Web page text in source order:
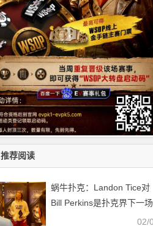
推荐阅读
蜗牛扑克：Landon Tice对
Bill Perkins是扑克界下一场
02/